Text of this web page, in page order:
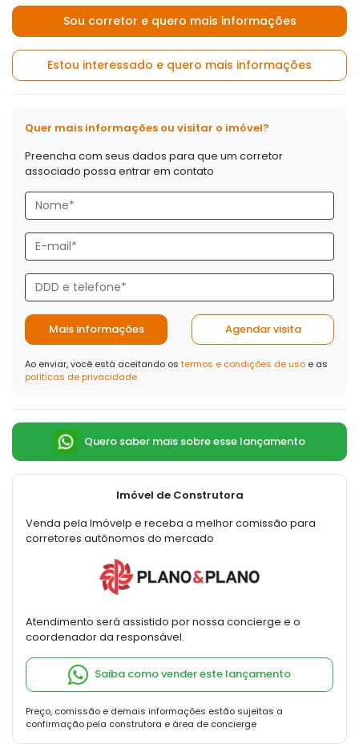
Sou corretor e quero mais informações
Estou interessado e quero mais informações
Quer mais informações ou visitar o imóvel?
Preencha com seus dados para que um corretor
associado possa entrar em contato
Mais informações Agendar visita
Ao enviar, você está aceitando os termos e condições de uso e as
políticas de privacidade
Quero saber mais sobre esse lançamento
Imóvel de Construtora
Venda pela Imóvelp e receba a melhor comissão para
corretores autônomos do mercado
Atendimento será assistido por nossa concierge e o
coordenador da responsável.
Saiba como vender este lançamento
Preço, comissão e demais informações estão sujeitas a
confirmação pela construtora e área de concierge